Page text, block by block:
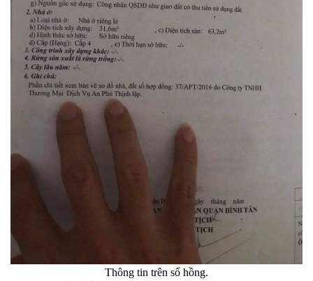
Thông tin trên sổ hồng.